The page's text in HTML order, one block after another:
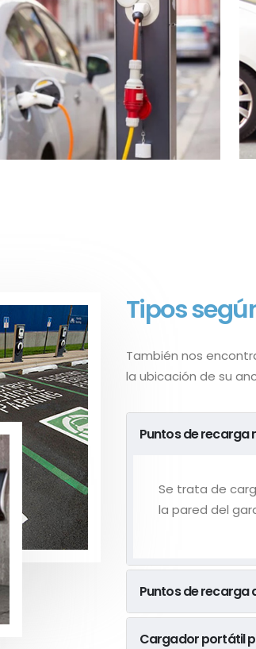
Tipos
También nos
la ubicación de su
Puntos de recarga
Se trata de
la pared del
Puntos de recarga
Cargador portátil